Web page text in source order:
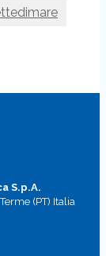
S.p.A.
(PT) Italia